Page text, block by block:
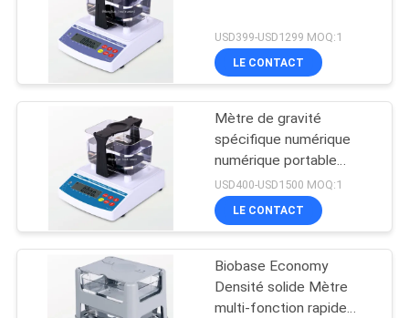
QUALITÉ
CONTACTEZ-
DEMANDEZ
CITATION
USD399-USD1299 MOQ:1
LE CONTACT
Mètre de gravité
spécifique numérique
numérique portable
Mètre de densité de
laboratoire pour solides
USD400-USD1500 MOQ:1
LE CONTACT
Biobase Economy
Densité solide Mètre
multi-fonction rapide